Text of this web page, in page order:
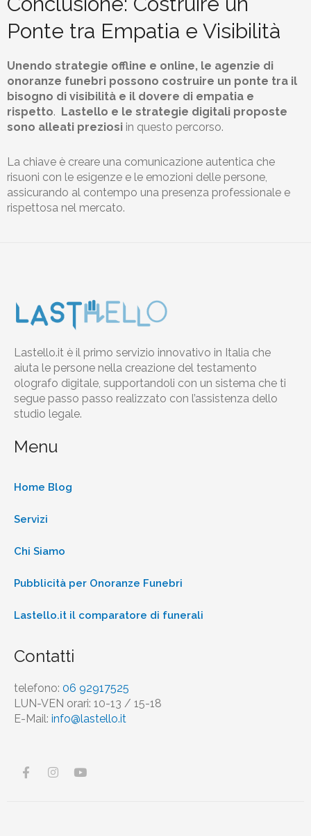
Ponte tra Empatia e Visibilità
Unendo strategie offline e online, le agenzie di
onoranze funebri possono costruire un ponte tra il
bisogno di visibilità e il dovere di empatia e
rispetto. Lastello e le strategie digitali proposte
sono alleati preziosi in questo percorso.
La chiave è creare una comunicazione autentica che
risuoni con le esigenze e le emozioni delle persone,
assicurando al contempo una presenza professionale e
rispettosa nel mercato.
Lastello.it è il primo servizio innovativo in Italia che
aiuta le persone nella creazione del testamento
olografo digitale, supportandoli con un sistema che ti
segue passo passo realizzato con l’assistenza dello
studio legale.
Menu
Home Blog
Servizi
Chi Siamo
Pubblicità per Onoranze Funebri
Lastello.it il comparatore di funerali
Contatti
telefono: 06 92917525
LUN-VEN orari: 10-13 / 15-18
E-Mail: info@lastello.it
F
a
I
n
Y
o